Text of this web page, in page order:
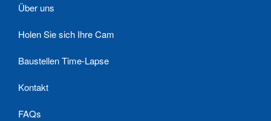
Über uns
Holen Sie sich Ihre Cam
Baustellen Time-Lapse
Kontakt
FAQs